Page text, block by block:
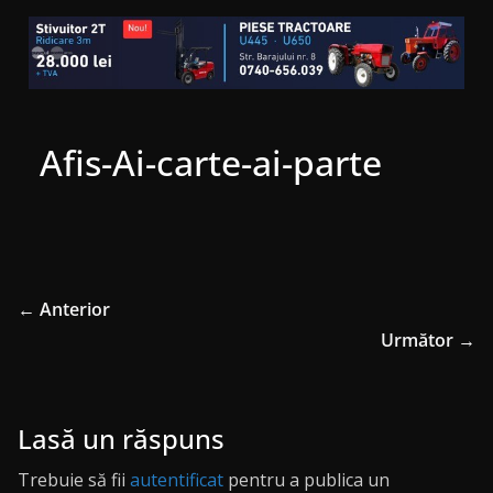
Afis-Ai-carte-ai-parte
← Anterior
Următor →
Lasă un răspuns
Trebuie să fii autentificat pentru a publica un